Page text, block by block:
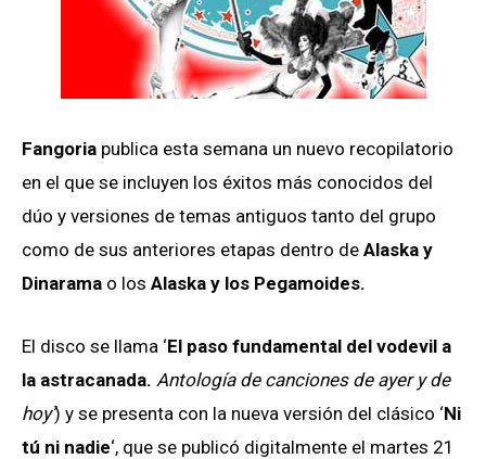
Fangoria publica esta semana un nuevo recopilatorio
en el que se incluyen los éxitos más conocidos del
dúo y versiones de temas antiguos tanto del grupo
como de sus anteriores etapas dentro de Alaska y
Dinarama o los Alaska y los Pegamoides.
El disco se llama ‘El paso fundamental del vodevil a
la astracanada. Antología de canciones de ayer y de
hoy’) y se presenta con la nueva versión del clásico ‘Ni
tú ni nadie‘, que se publicó digitalmente el martes 21